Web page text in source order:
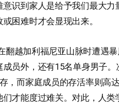
识到家人是给予我们最大力
困难时才会显现出来。
翻越加利福尼亚山脉时遭遇
员外，还有15名单身男子。
，而家庭成员的存活率则高
才能度过难关。对此，人类